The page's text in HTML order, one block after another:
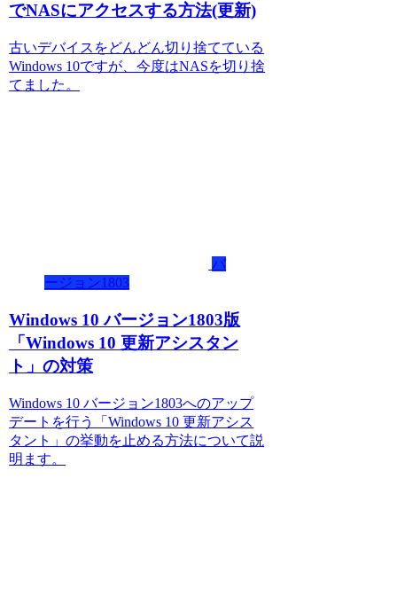
でNASにアクセスする方法(更新)
古いデバイスをどんどん切り捨てている
Windows 10ですが、今度はNASを切り捨
てました。
バ
ージョン1803
Windows 10 バージョン1803版
「Windows 10 更新アシスタン
ト」の対策
Windows 10 バージョン1803へのアップ
デートを行う「Windows 10 更新アシス
タント」の挙動を止める方法について説
明ます。